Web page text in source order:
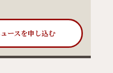
ースを申し込む